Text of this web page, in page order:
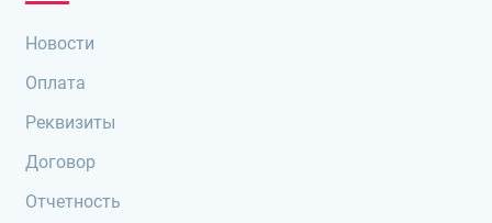
Новости
Оплата
Реквизиты
Договор
Отчетность